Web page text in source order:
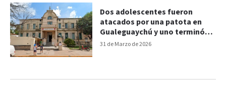
31 de Marzo de 2026
Dos adolescentes fueron
atacados por una patota en
Gualeguaychú y uno terminó
hospitalizado